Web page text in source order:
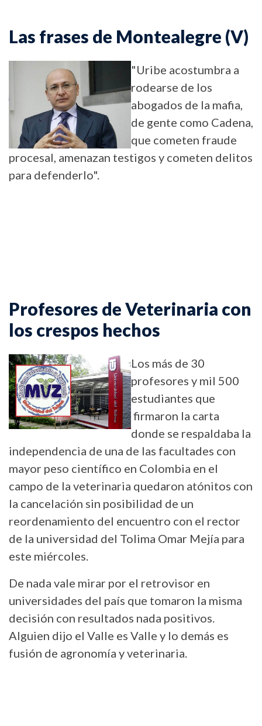
Las frases de Montealegre (V)
"Uribe acostumbra a
rodearse de los
abogados de la mafia,
de gente como Cadena,
que cometen fraude
procesal, amenazan testigos y cometen delitos
para defenderlo".
Profesores de Veterinaria con
los crespos hechos
Los más de 30
profesores y mil 500
estudiantes que
firmaron la carta
donde se respaldaba la
independencia de una de las facultades con
mayor peso científico en Colombia en el
campo de la veterinaria quedaron atónitos con
la cancelación sin posibilidad de un
reordenamiento del encuentro con el rector
de la universidad del Tolima Omar Mejía para
este miércoles.
De nada vale mirar por el retrovisor en
universidades del país que tomaron la misma
decisión con resultados nada positivos.
Alguien dijo el Valle es Valle y lo demás es
fusión de agronomía y veterinaria.